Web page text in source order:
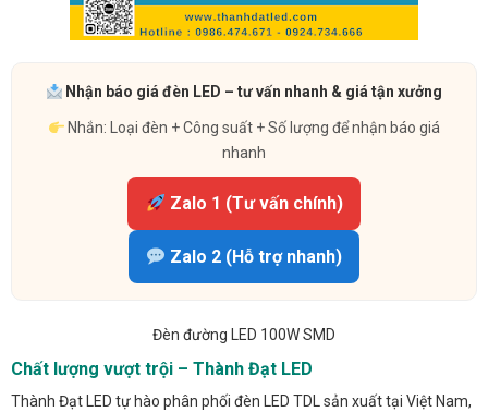
Nhận báo giá đèn LED – tư vấn nhanh & giá tận xưởng
Nhắn: Loại đèn + Công suất + Số lượng để nhận báo giá
nhanh
Zalo 1 (Tư vấn chính)
Zalo 2 (Hỗ trợ nhanh)
Đèn đường LED 100W SMD
Chất lượng vượt trội – Thành Đạt LED
Thành Đạt LED tự hào phân phối đèn LED TDL sản xuất tại Việt Nam,